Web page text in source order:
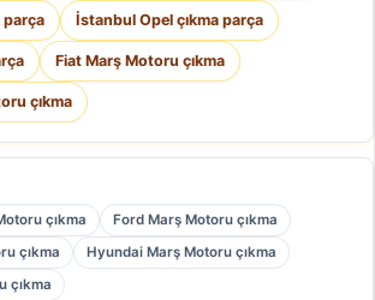
parça İstanbul Opel çıkma parça
Fiat Marş Motoru çıkma
çıkma
çıkma
Ford Marş Motoru çıkma
çıkma
Hyundai Marş Motoru çıkma
çıkma